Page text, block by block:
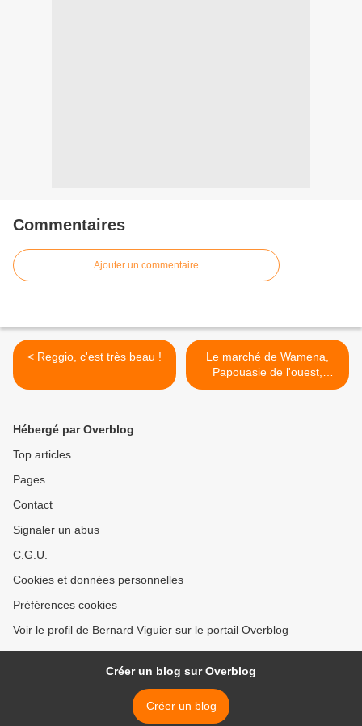
Commentaires
Ajouter un commentaire
< Reggio, c'est très beau !
Le marché de Wamena,
Papouasie de l'ouest,
Indonésie. >
Hébergé par Overblog
Top articles
Pages
Contact
Signaler un abus
C.G.U.
Cookies et données personnelles
Préférences cookies
Voir le profil de Bernard Viguier sur le portail Overblog
Créer un blog sur Overblog
Créer un blog